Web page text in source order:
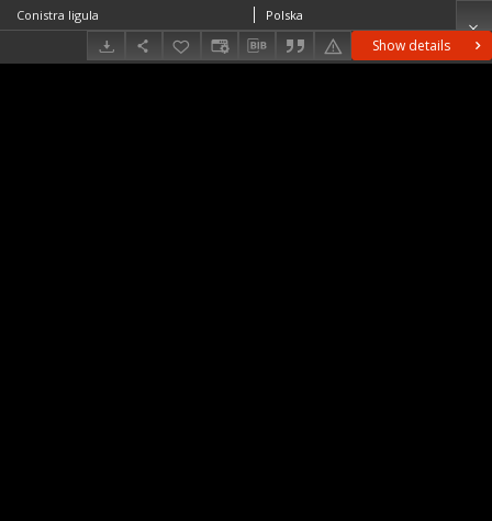
Show details
Conistra ligula Polska